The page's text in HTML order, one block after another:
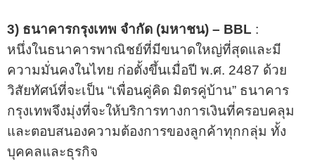
3) ธนาคารกรุงเทพ จำกัด (มหาชน) – BBL :
หนึ่งในธนาคารพาณิชย์ที่มีขนาดใหญ่ที่สุดและมี
ความมั่นคงในไทย ก่อตั้งขึ้นเมื่อปี พ.ศ. 2487 ด้วย
วิสัยทัศน์ที่จะเป็น “เพื่อนคู่คิด มิตรคู่บ้าน” ธนาคาร
กรุงเทพจึงมุ่งที่จะให้บริการทางการเงินที่ครอบคลุม
และตอบสนองความต้องการของลูกค้าทุกกลุ่ม ทั้ง
บุคคลและธุรกิจ